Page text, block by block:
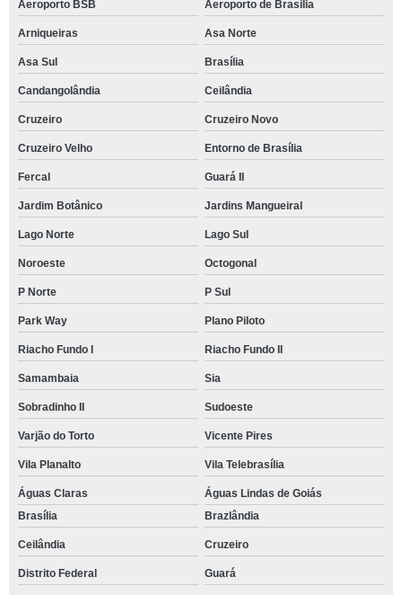
Aeroporto BSB Aeroporto de Brasilia
Arniqueiras Asa Norte
Asa Sul Brasília
Candangolândia Ceilândia
Cruzeiro Cruzeiro Novo
Cruzeiro Velho Entorno de Brasília
Fercal Guará II
Jardim Botânico Jardins Mangueiral
Lago Norte Lago Sul
Noroeste Octogonal
P Norte P Sul
Park Way Plano Piloto
Riacho Fundo I Riacho Fundo II
Samambaia Sia
Sobradinho II Sudoeste
Varjão do Torto Vicente Pires
Vila Planalto Vila Telebrasília
Águas Claras
Águas Lindas de Goiás
Brasília
Brazlândia
Ceilândia Cruzeiro
Distrito Federal Guará